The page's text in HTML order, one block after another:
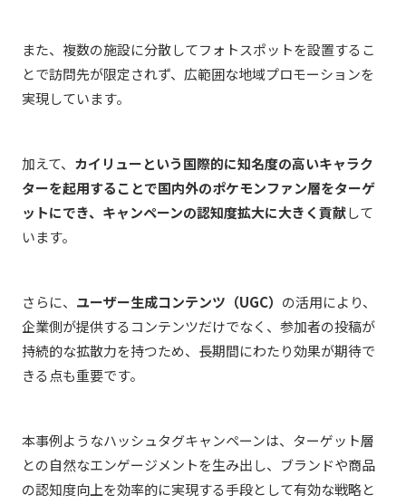
また、複数の施設に分散してフォトスポットを設置するこ
とで訪問先が限定されず、広範囲な地域プロモーションを
実現しています。
加えて、 カイリューという国際的に知名度の高いキャラク
ターを起用することで国内外のポケモンファン層をターゲ
ットにでき、キャンペーンの認知度拡大に大きく貢献して
います。
さらに、 ユーザー生成コンテンツ（UGC） の活用により、
企業側が提供するコンテンツだけでなく、参加者の投稿が
持続的な拡散力を持つため、長期間にわたり効果が期待で
きる点も重要です。
本事例ようなハッシュタグキャンペーンは、ターゲット層
との自然なエンゲージメントを生み出し、ブランドや商品
の認知度向上を効率的に実現する手段として有効な戦略と